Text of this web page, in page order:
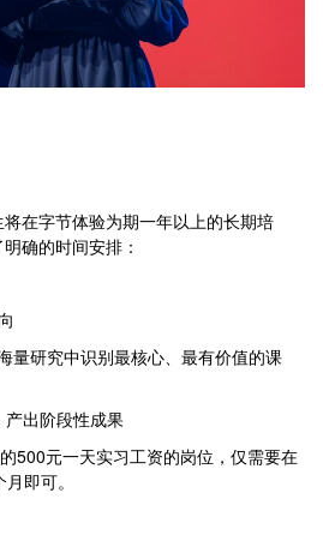
在字节体验为期一年以上的长期培
确的时间安排：
量研究中识别最核心、最有价值的课
出阶段性成果
500元一天实习工资的岗位，仅需要在
即可。